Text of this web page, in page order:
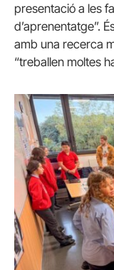
presentació a les
d’aprenentatge”.
amb una recerca
“treballen moltes